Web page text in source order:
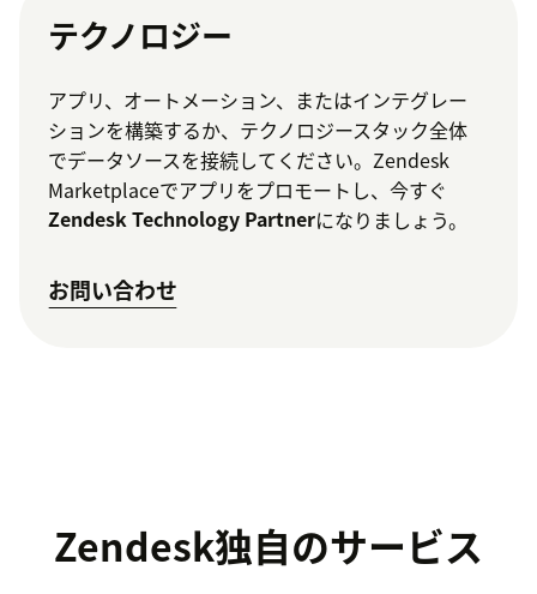
テクノロジー
アプリ、オートメーション、またはインテグレー
ションを構築するか、テクノロジースタック全体
でデータソースを接続してください。Zendesk
Marketplaceでアプリをプロモートし、今すぐ
Zendesk Technology Partnerになりましょう。
お問い合わせ
Zendesk独自のサービス